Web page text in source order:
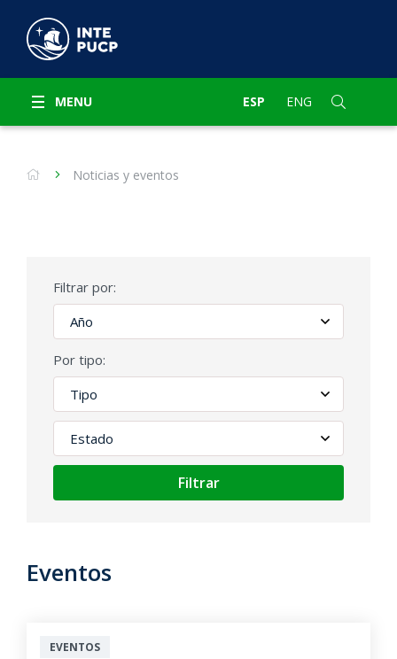
MENU ESP ENG
Noticias y eventos
Filtrar por:
Por tipo:
Filtrar
Eventos
EVENTOS